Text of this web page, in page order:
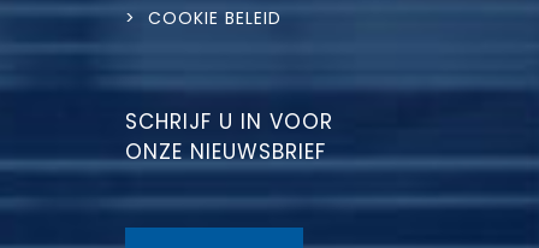
> COOKIE BELEID
SCHRIJF U IN VOOR
ONZE NIEUWSBRIEF